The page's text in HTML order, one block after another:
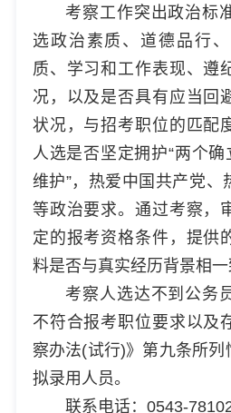
考察工作突出政治标
选政治素质、道德品行
质、学习和工作表现、遵
况，以及是否具有应当回
状况，与招考职位的匹配
人选是否坚定拥护“两个确
维护”，热爱中国共产党、
等政治要求。通过考察，
定的报考资格条件，提供
料是否与真实经历背景相一
考察人选达不到公务
不符合报考职位要求以及
察办法(试行)》第九条所列
拟录用人员。
联系电话：0543-